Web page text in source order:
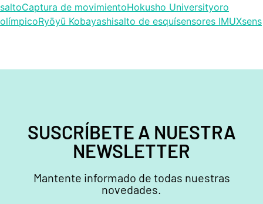
saltoCaptura de movimientoHokusho Universityoro
olímpicoRyōyū Kobayashisalto de esquísensores IMUXsens
SUSCRÍBETE A NUESTRA
NEWSLETTER
Mantente informado de todas nuestras
novedades.